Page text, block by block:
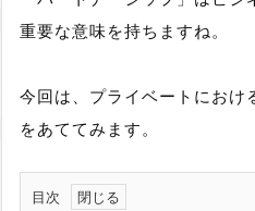
重要な意味を持ちますね。
今回は、プライベートにおけ
をあててみます。
目次